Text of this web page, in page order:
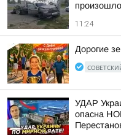
11:24
Дорогие
УДАР
опасна